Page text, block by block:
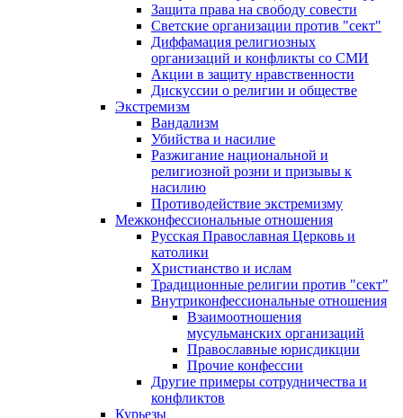
Защита права на свободу совести
Светские организации против "сект"
Диффамация религиозных
организаций и конфликты со СМИ
Акции в защиту нравственности
Дискуссии о религии и обществе
Экстремизм
Вандализм
Убийства и насилие
Разжигание национальной и
религиозной розни и призывы к
насилию
Противодействие экстремизму
Межконфессиональные отношения
Русская Православная Церковь и
католики
Христианство и ислам
Традиционные религии против "сект"
Внутриконфессиональные отношения
Взаимоотношения
мусульманских организаций
Православные юрисдикции
Прочие конфессии
Другие примеры сотрудничества и
конфликтов
Курьезы